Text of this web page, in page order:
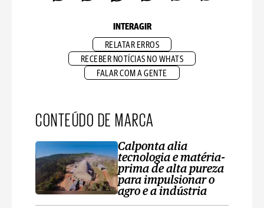
INTERAGIR
RELATAR ERROS
RECEBER NOTÍCIAS NO WHATS
FALAR COM A GENTE
CONTEÚDO DE MARCA
Calponta alia
tecnologia e matéria-
prima de alta pureza
para impulsionar o
agro e a indústria